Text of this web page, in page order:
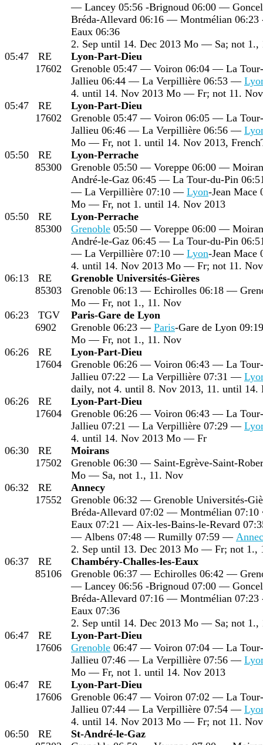
— Lancey 05:56 -Brignoud 06:00 —
Bréda-Allevard 06:16 — Montmélian 06:23
Eaux 06:36
2. Sep until 14. Dec 2013 Mo — Sa; not 1.,
05:47
RE
17602
Lyon-Part-Dieu
Grenoble 05:47 — Voiron 06:04 — La
Jallieu 06:44 — La Verpillière 06:53 —
4. until 14. Nov 2013 Mo — Fr; not 11. Nov
05:47
RE
17602
Lyon-Part-Dieu
Grenoble 05:47 — Voiron 06:05 — La
Jallieu 06:46 — La Verpillière 06:56 —
Mo — Fr, not 1. until 14. Nov 2013,
05:50
RE
85300
Lyon-Perrache
Grenoble 05:50 — Voreppe 06:00 —
André-le-Gaz 06:45 — La Tour-du-Pin
— La Verpillière 07:10 — Lyon-Jean Mace
Mo — Fr, not 1. until 14. Nov 2013
05:50
RE
85300
Lyon-Perrache
Grenoble 05:50 — Voreppe 06:00 —
André-le-Gaz 06:45 — La Tour-du-Pin
— La Verpillière 07:10 — Lyon-Jean Mace
4. until 14. Nov 2013 Mo — Fr; not 11. Nov
06:13
RE
85303
Grenoble Universités-Gières
Grenoble 06:13 — Echirolles 06:18 —
Mo — Fr, not 1., 11. Nov
06:23
TGV
6902
Paris-Gare de Lyon
Grenoble 06:23 — Paris-Gare de Lyon 09:19
Mo — Fr, not 1., 11. Nov
06:26
RE
17604
Lyon-Part-Dieu
Grenoble 06:26 — Voiron 06:43 — La
Jallieu 07:22 — La Verpillière 07:31 —
daily, not 4. until 8. Nov 2013, 11. until 14.
06:26
RE
17604
Lyon-Part-Dieu
Grenoble 06:26 — Voiron 06:43 — La
Jallieu 07:21 — La Verpillière 07:29 —
4. until 14. Nov 2013 Mo — Fr
06:30
RE
17502
Moirans
Grenoble 06:30 — Saint-Egrève-Saint-
Mo — Sa, not 1., 11. Nov
06:32
RE
17552
Annecy
Grenoble 06:32 — Grenoble Universités-
Bréda-Allevard 07:02 — Montmélian 07:10
Eaux 07:21 — Aix-les-Bains-le-Revard
— Albens 07:48 — Rumilly 07:59 —
2. Sep until 13. Dec 2013 Mo — Fr; not 1.,
06:37
RE
85106
Chambéry-Challes-les-Eaux
Grenoble 06:37 — Echirolles 06:42 —
— Lancey 06:56 -Brignoud 07:00 —
Bréda-Allevard 07:16 — Montmélian 07:23
Eaux 07:36
2. Sep until 14. Dec 2013 Mo — Sa; not 1.,
06:47
RE
17606
Lyon-Part-Dieu
Grenoble 06:47 — Voiron 07:04 — La
Jallieu 07:46 — La Verpillière 07:56 —
Mo — Fr, not 1. until 14. Nov 2013
06:47
RE
17606
Lyon-Part-Dieu
Grenoble 06:47 — Voiron 07:02 — La
Jallieu 07:44 — La Verpillière 07:54 —
4. until 14. Nov 2013 Mo — Fr; not 11. Nov
06:50
RE
St-André-le-Gaz